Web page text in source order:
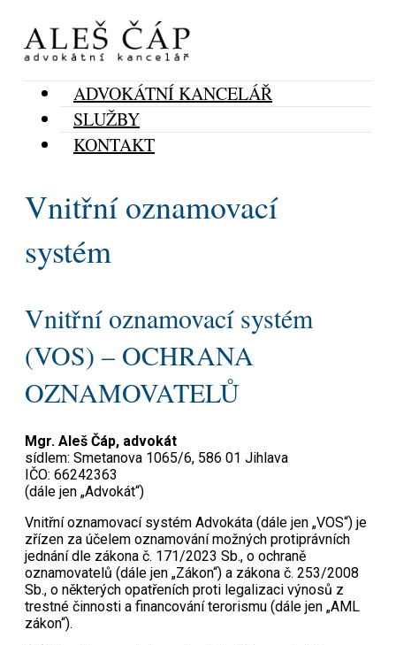
ADVOKÁTNÍ KANCELÁŘ
SLUŽBY
KONTAKT
Vnitřní oznamovací
systém
Vnitřní oznamovací systém
(VOS) – OCHRANA
OZNAMOVATELŮ
Mgr. Aleš Čáp, advokát
sídlem: Smetanova 1065/6, 586 01 Jihlava
IČO: 66242363
(dále jen „Advokát“)
Vnitřní oznamovací systém Advokáta (dále jen „VOS“) je
zřízen za účelem oznamování možných protiprávních
jednání dle zákona č. 171/2023 Sb., o ochraně
oznamovatelů (dále jen „Zákon“) a zákona č. 253/2008
Sb., o některých opatřeních proti legalizaci výnosů z
trestné činnosti a financování terorismu (dále jen „AML
zákon“).